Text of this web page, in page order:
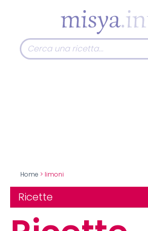
Home > limoni
Ricette